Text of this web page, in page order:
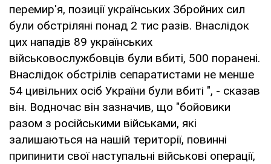
перемир'я, позиції українських Збройних сил
були обстріляні понад 2 тис разів. Внаслідок
цих нападів 89 українських
військовослужбовців були вбиті, 500 поранені.
Внаслідок обстрілів сепаратистами не менше
54 цивільних осіб України були вбиті ", - сказав
він. Водночас він зазначив, що "бойовики
разом з російськими військами, які
залишаються на нашій території, повинні
припинити свої наступальні військові операції,